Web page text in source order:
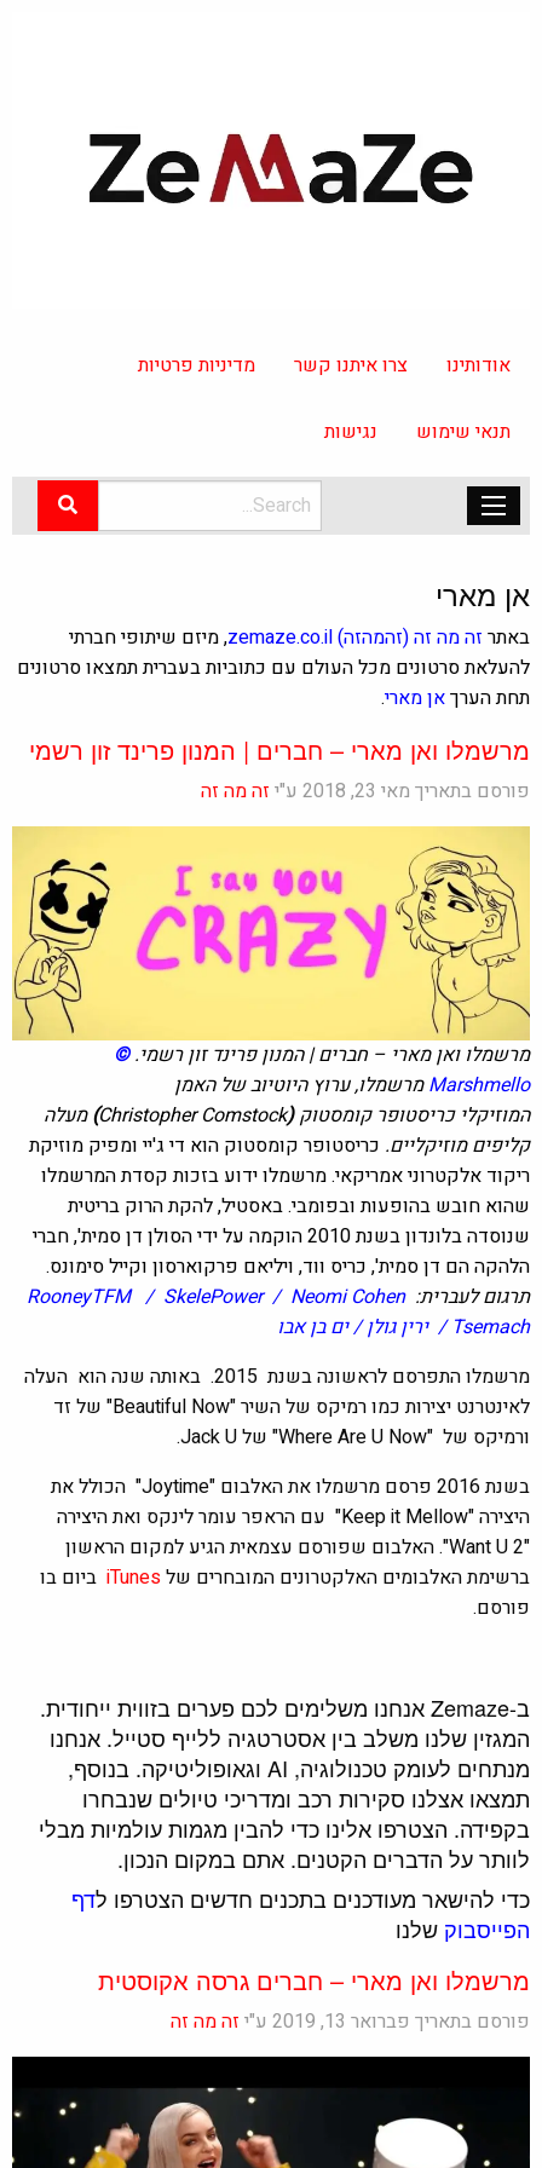
אודותינו צרו איתנו קשר מדיניות פרטיות
תנאי שימוש נגישות
אן מארי
באתרזה מה זה(זהמהזה)zemaze.co.il, מיזם שיתופי חברתי
להעלאת סרטונים מכל העולם עם כתוביות בעברית תמצאו סרטונים
תחת הערךאן מארי.
מרשמלו ואן מארי – חברים | המנון פרינד זון רשמי
פורסם בתאריך מאי 23, 2018 ע"י זה מה זה
מרשמלו ואן מארי – חברים | המנון פרינד זון רשמי.©
Marshmelloמרשמלו, ערוץ היוטיוב של האמן
המוזיקלי כריסטופר קומסטוק(
Christopher Comstock
)מעלה
קליפים מוזיקליים.כריסטופר קומסטוק הוא די ג'יי ומפיק מוזיקת
ריקוד אלקטרוני אמריקאי. מרשמלו ידוע בזכות קסדת המרשמלו
שהוא חובש בהופעות ובפומבי. באסטיל, להקת הרוק בריטית
שנוסדה בלונדון בשנת 2010 הוקמה על ידי הסולן דן סמית', חברי
הלהקה הם דן סמית', כריס ווד, ויליאם פרקוארסון וקייל סימונס.
תרגום לעברית:
RooneyTFM /SkelePower / Neomi Cohen
Tsemach / ירין גולן / ים בן אבו
מרשמלו התפרסם לראשונה בשנת 2015. באותה שנה הוא העלה
לאינטרנט יצירות כמו רמיקס של השיר "Beautiful Now" של זד
ורמיקס של "Where Are U Now" של Jack U.
בשנת 2016 פרסם מרשמלו את האלבום "Joytime" הכולל את
היצירה "Keep it Mellow" עם הראפר עומר לינקס ואת היצירה
"Want U 2". האלבום שפורסם עצמאית הגיע למקום הראשון
ברשימת האלבומים האלקטרונים המובחרים שלiTunesביום בו
פורסם.
ב-Zemaze אנחנו משלימים לכם פערים בזווית ייחודית.
המגזין שלנו משלב בין אסטרטגיה ללייף סטייל. אנחנו
מנתחים לעומק טכנולוגיה, AI וגאופוליטיקה. בנוסף,
תמצאו אצלנו סקירות רכב ומדריכי טיולים שנבחרו
בקפידה. הצטרפו אלינו כדי להבין מגמות עולמיות מבלי
לוותר על הדברים הקטנים. אתם במקום הנכון.
כדי להישאר מעודכנים בתכנים חדשים הצטרפו ל דף
הפייסבוקשלנו
מרשמלו ואן מארי – חברים גרסה אקוסטית
פורסם בתאריך פברואר 13, 2019 ע"י זה מה זה